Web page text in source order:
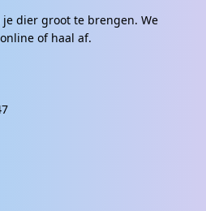
dier groot te brengen. We
of haal af.